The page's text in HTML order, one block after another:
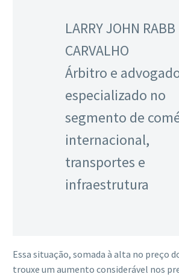
LARRY JOHN RABB
CARVALHO
Árbitro e
especializado no
segmento de
internacional,
transportes e
infraestrutura
Essa situação, somada à alta no preço
trouxe um aumento considerável nos